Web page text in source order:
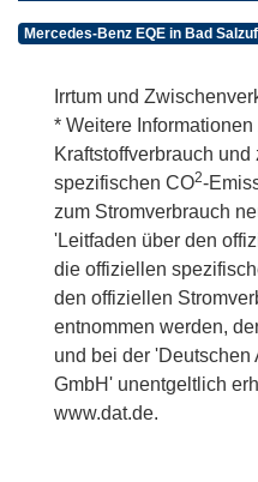
Mercedes-Benz EQE in Bad
Irrtum und
* Weitere
Kraftstoffverbrauch
spezifischen CO2-
zum Stromverbrauch
'Leitfaden über den
die offiziellen
den offiziellen
entnommen werden,
und bei der 'Deutschen
GmbH' unentgeltlich
www.dat.de.